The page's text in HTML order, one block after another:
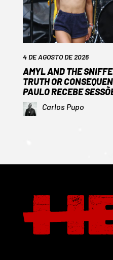
4 DE AGOSTO DE 2026
AMYL AND THE
TRUTH OR
PAULO RECEBE
Carlos Pupo